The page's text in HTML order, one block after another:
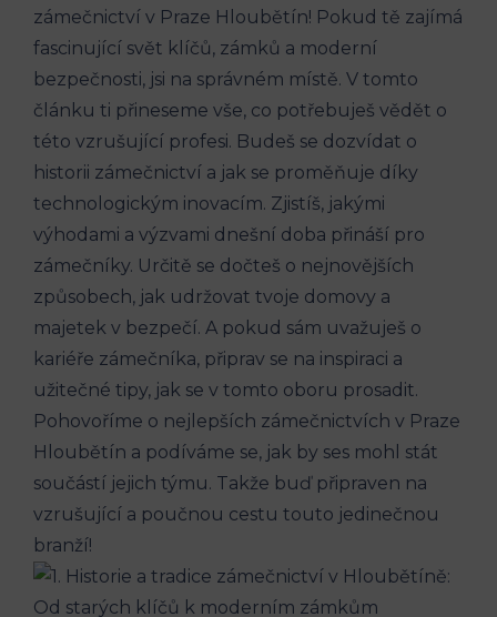
zámečnictví v Praze Hloubětín! Pokud tě zajímá
fascinující svět klíčů, zámků a moderní
bezpečnosti, jsi na správném místě. V tomto
článku ti přineseme vše, co potřebuješ vědět o
této vzrušující profesi. Budeš se dozvídat o
historii zámečnictví a jak se proměňuje díky
technologickým inovacím. Zjistíš, jakými
výhodami a výzvami dnešní doba přináší pro
zámečníky. Určitě se dočteš o nejnovějších
způsobech, jak udržovat tvoje domovy a
majetek v bezpečí. A pokud sám uvažuješ o
kariéře zámečníka, připrav se na inspiraci a
užitečné tipy, jak se v tomto oboru prosadit.
Pohovoříme o nejlepších zámečnictvích v Praze
Hloubětín a podíváme se, jak by ses mohl stát
součástí jejich týmu. Takže buď připraven na
vzrušující a poučnou cestu touto jedinečnou
branží!